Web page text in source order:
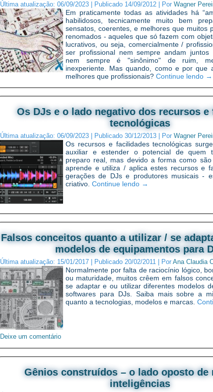
Última atualização: 06/09/2023 Publicado 14/09/2012 Por Wagner
Em praticamente todas as atividades há
habilidosos, tecnicamente muito bem
sensatos, coerentes, e melhores que muitos
renomados - aqueles que só fazem com
lucrativos, ou seja, comercialmente /
ser profissional nem sempre andam juntos
nem sempre é "sinônimo" de ruim,
inexperiente. Mas quando, como e por que
melhores que profissionais? Continue lendo →
Os DJs e o lado negativo dos recursos e
tecnológicas
Última atualização: 06/09/2023 Publicado 30/12/2013 Por Wagner
Os recursos e facilidades tecnológicas
auxiliar e estender o potencial de quem
preparo real, mas devido a forma como são
aprende e utiliza / aplica estes recursos e
gerações de DJs e produtores musicais -
criativo. Continue lendo →
Falsos conceitos quanto a utilizar / se
modelos de equipamentos para
Última atualização: 15/01/2017 Publicado 20/02/2011 Por Ana Claudia
Normalmente por falta de raciocínio lógico,
ou maturidade, muitos crêem em falsos
se adaptar e ou utilizar diferentes modelos
softwares para DJs. Saiba mais sobre a
quanto a tecnologias, modelos e marcas.
Deixe um comentário
Gênios construídos – o lado oposto de
inteligências